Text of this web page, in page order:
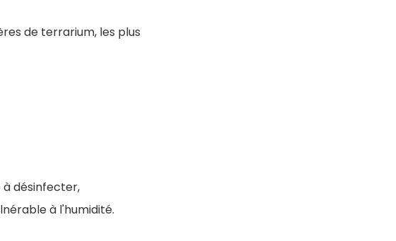
de terrarium, les plus
désinfecter,
à l'humidité.